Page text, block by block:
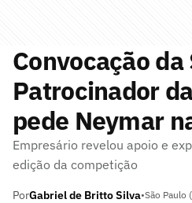
Convocação da
Patrocinador
pede Neymar
Empresário revelou apoio e
edição da competição
PorGabriel de Britto Silva•São Paulo